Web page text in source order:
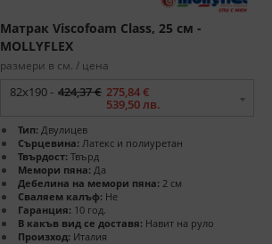
Матрак Viscofoam Class, 25 см -
MOLLYFLEX
размери в см. / цена
82x190 - 424,37 € 275,84 €
539,50 лв.
Тип: Двулицев
Сърцевина: Латекс и полиуретан
Твърдост: Твърд
Мемори пяна: Да
Дебелина на мемори пяна: 2 см
Сваляем калъф: Не
Гаранция: 10 год.
В какъв вид се доставя: Навит на руло
Произход: Италия